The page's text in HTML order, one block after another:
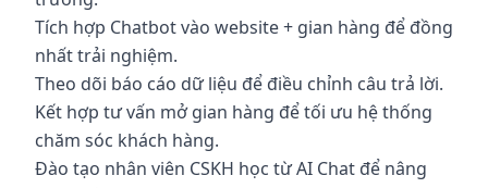
Tích hợp Chatbot vào website + gian hàng để đồng
nhất trải nghiệm.
Theo dõi báo cáo dữ liệu để điều chỉnh câu trả lời.
Kết hợp tư vấn mở gian hàng để tối ưu hệ thống
chăm sóc khách hàng.
Đào tạo nhân viên CSKH học từ AI Chat để nâng